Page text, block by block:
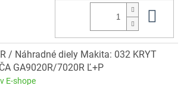
/ Náhradné diely Makita: 032 KRYT
GA9020R/7020R Ľ+P
E-shope